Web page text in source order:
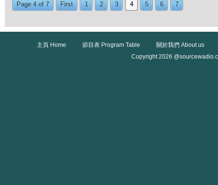
Page 4 of 7 First 1 2 3 4 5 6 7
主頁 Home 節目表 Program Table
關於我們 About us
Copyright 2026